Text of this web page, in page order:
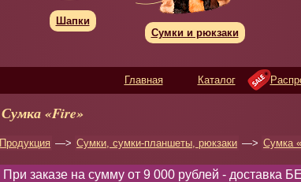
Шапки
Сумки и рюкзаки
Главная Каталог
Сумка «Fire»
Продукция —> Сумки, сумки-планшеты, рюкзаки —> Сумка
При заказе на сумму от 9 000 рублей - доставка